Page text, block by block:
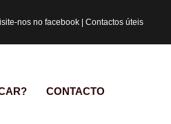
nos no facebook Contactos úteis
CONTACTO